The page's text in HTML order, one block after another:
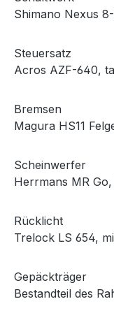
Shimano Nexus
Steuersatz
Acros AZF-640,
Bremsen
Magura HS11
Scheinwerfer
Herrmans MR
Rücklicht
Trelock LS 654,
Gepäckträger
Bestandteil des